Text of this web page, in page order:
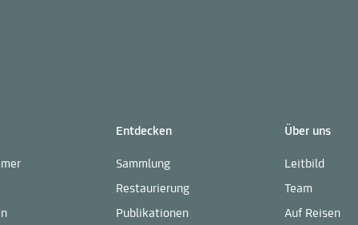
Entdecken
Sammlung
Restaurierung
Publikationen
Über uns
Leitbild
Team
Auf Reisen